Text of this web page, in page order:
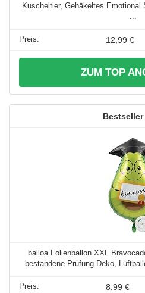
Kuscheltier, Gehäkeltes Emotional
12,99 €
ZUM TOP
balloa Folienballon XXL
bestandene Prüfung Deko,
8,99 €